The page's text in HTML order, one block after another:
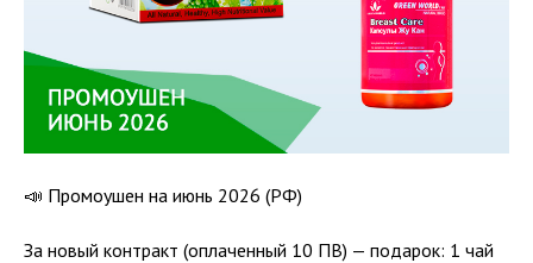
📣 Промоушен на июнь 2026 (РФ)
За новый контракт (оплаченный 10 ПВ) — подарок: 1 чай